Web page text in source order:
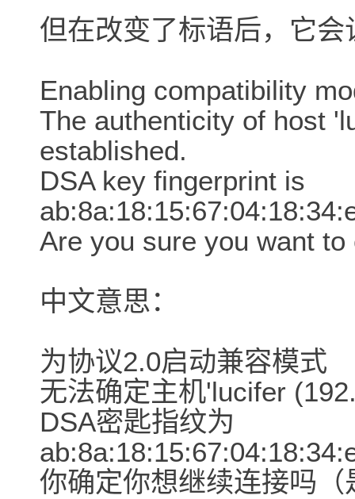
但在改变了标语后，它
Enabling compatibility
The authenticity of host
established.
DSA key fingerprint is
Are you sure you want
中文意思：
为协议2.0启动兼容模式
无法确定主机'lucifer
DSA密匙指纹为
你确定你想继续连接吗（